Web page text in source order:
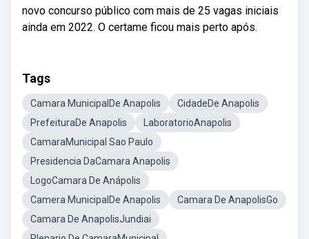
novo concurso público com mais de 25 vagas iniciais
ainda em 2022. O certame ficou mais perto após.
Tags
Camara MunicipalDe Anapolis
CidadeDe Anapolis
PrefeituraDe Anapolis
LaboratorioAnapolis
CamaraMunicipal Sao Paulo
Presidencia DaCamara Anapolis
LogoCamara De Anápolis
Camera MunicipalDe Anapolis
Camara De AnapolisGo
Camara De AnapolisJundiai